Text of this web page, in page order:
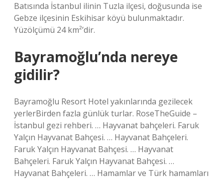
Batısında İstanbul ilinin Tuzla ilçesi, doğusunda ise
Gebze ilçesinin Eskihisar köyü bulunmaktadır.
Yüzölçümü 24 km²’dir.
Bayramoğlu’nda nereye
gidilir?
Bayramoğlu Resort Hotel yakınlarında gezilecek
yerler‎Birden fazla günlük turlar. RoseTheGuide –
İstanbul gezi rehberi. … Hayvanat bahçeleri. Faruk
Yalçın Hayvanat Bahçesi. … Hayvanat Bahçeleri.
Faruk Yalçın Hayvanat Bahçesi. … Hayvanat
Bahçeleri. Faruk Yalçın Hayvanat Bahçesi. …
Hayvanat Bahçeleri. … Hamamlar ve Türk hamamları